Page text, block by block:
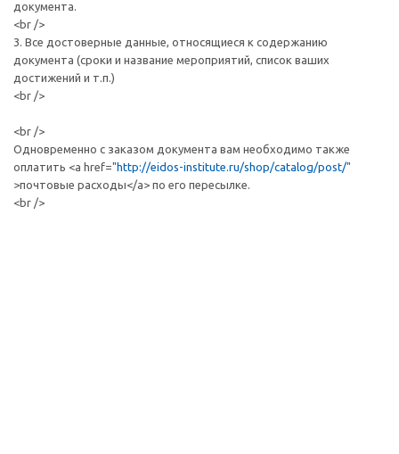
документа.
<br />
3. Все достоверные данные, относящиеся к содержанию
документа (сроки и название мероприятий, список ваших
достижений и т.п.)
<br />
<br />
Одновременно с заказом документа вам необходимо также
оплатить <a href=" http://eidos-institute.ru/shop/catalog/post/"
>почтовые расходы</a> по его пересылке.
<br />